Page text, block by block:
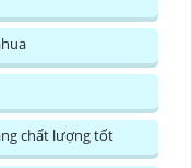
chất lượng tốt